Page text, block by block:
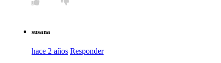
susana
hace 2 años Responder